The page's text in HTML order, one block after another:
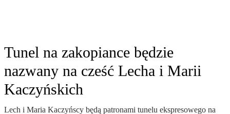
Tunel na zakopiance będzie
nazwany na cześć Lecha i Marii
Kaczyńskich
Lech i Maria Kaczyńscy będą patronami tunelu ekspresowego na